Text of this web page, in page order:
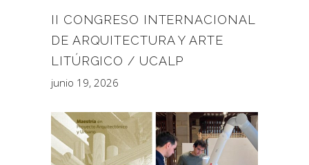
II CONGRESO INTERNACIONAL
DE ARQUITECTURA Y ARTE
LITÚRGICO / UCALP
junio 19, 2026